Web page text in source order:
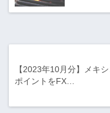
【2023年10月分】メキ
ポイントをFX…